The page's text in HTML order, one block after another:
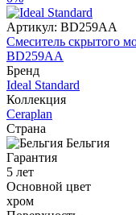
Артикул: BD259AA
Смеситель скрытого
BD259AA
Бренд
Ideal Standard
Коллекция
Ceraplan
Страна
Бельгия
Гарантия
5 лет
Основной цвет
хром